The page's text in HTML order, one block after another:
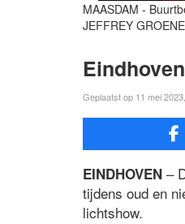
MAASDAM -
JEFFREY
Geplaatst op 11 mei
EINDHOVEN –
tijdens oud en
lichtshow.